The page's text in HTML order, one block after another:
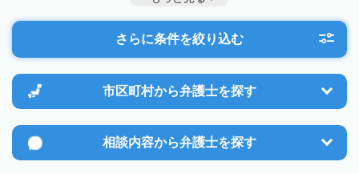
弁護士に相談してみましょう。
さらに条件を絞り込む
市区町村から弁護士を探す
相談内容から弁護士を探す